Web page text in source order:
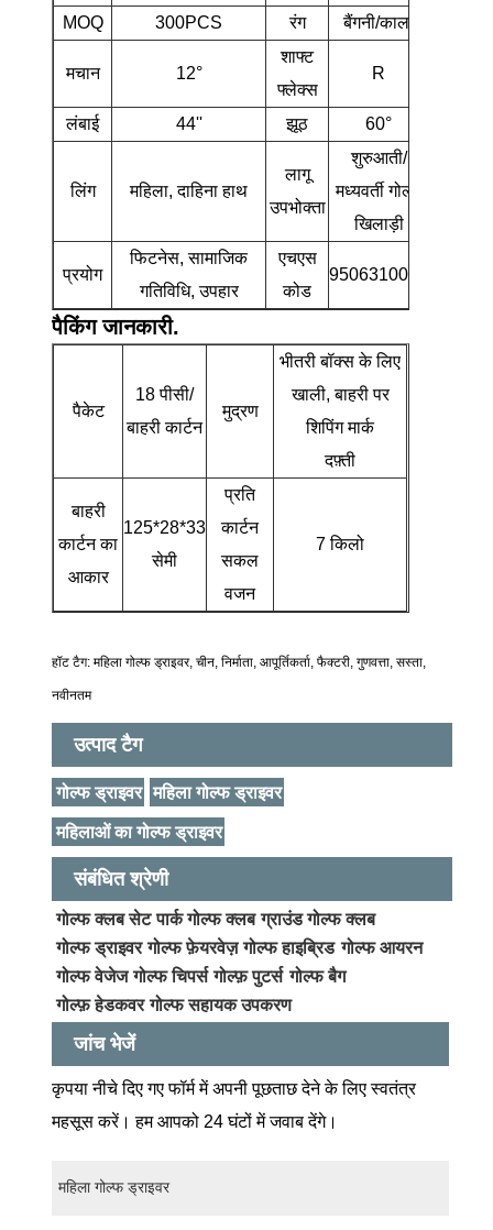
MOQ 300PCS रंग बैंगनी/काला
मचान 12°
शाफ्ट
फ्लेक्स
R
लंबाई 44'' झूठ 60°
लिंग महिला, दाहिना हाथ
लागू
उपभोक्ता
शुरुआती/
मध्यवर्ती गोल्फ़
खिलाड़ी
प्रयोग
फिटनेस, सामाजिक
गतिविधि, उपहार
एचएस
कोड
9506310000
पैकिंग जानकारी.
पैकेट
18 पीसी/
बाहरी कार्टन
मुद्रण
भीतरी बॉक्स के लिए
खाली, बाहरी पर
शिपिंग मार्क
दफ़्ती
बाहरी
कार्टन का
आकार
125*28*33
सेमी
प्रति
कार्टन
सकल
वजन
7 किलो
हॉट टैग: महिला गोल्फ ड्राइवर, चीन, निर्माता, आपूर्तिकर्ता, फैक्टरी, गुणवत्ता, सस्ता,
नवीनतम
उत्पाद टैग
गोल्फ ड्राइवर महिला गोल्फ ड्राइवर
महिलाओं का गोल्फ ड्राइवर
संबंधित श्रेणी
गोल्फ क्लब सेट पार्क गोल्फ क्लब ग्राउंड गोल्फ क्लब
गोल्फ ड्राइवर गोल्फ फ़ेयरवेज़ गोल्फ हाइब्रिड गोल्फ आयरन
गोल्फ वेजेज गोल्फ चिपर्स गोल्फ़ पुटर्स गोल्फ बैग
गोल्फ़ हेडकवर गोल्फ सहायक उपकरण
जांच भेजें
कृपया नीचे दिए गए फॉर्म में अपनी पूछताछ देने के लिए स्वतंत्र
महसूस करें। हम आपको 24 घंटों में जवाब देंगे।